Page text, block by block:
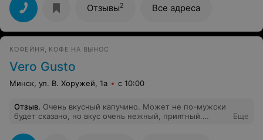
Отзывы2 Все адреса
КОФЕЙНЯ, КОФЕ НА ВЫНОС
Vero Gusto
Минск, ул. В. Хоружей, 1а с 10:00
Отзыв. Очень вкусный капучино. Может не по-мужски
будет сказано, но вкус очень нежный, приятный.
всё чётко! Рекомендую!
Еще